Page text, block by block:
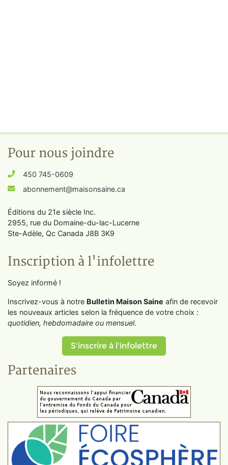
Pour nous joindre
450 745-0609
abonnement@maisonsaine.ca
Éditions du 21e siècle Inc.
2955, rue du Domaine-du-lac-Lucerne
Ste-Adèle, Qc Canada J8B 3K9
Inscription à l'infolettre
Soyez informé !
Inscrivez-vous à notre Bulletin Maison Saine afin de recevoir
les nouveaux articles selon la fréquence de votre choix :
quotidien, hebdomadaire ou mensuel.
S'inscrire à l'infolettre
Partenaires